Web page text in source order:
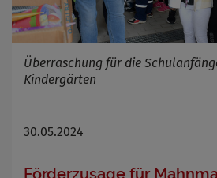
Überraschung für die
Kindergärten
30.05.2024
Förderzusage für